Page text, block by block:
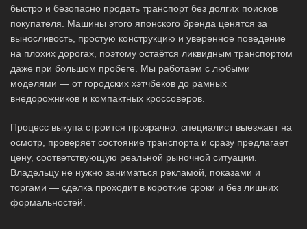
быстро и безопасно продать транспорт без долгих поисков
покупателя. Машины этого японского бренда ценятся за
выносливость, простую конструкцию и уверенное поведение
на плохих дорогах, поэтому остаётся ликвидным транспортом
даже при большом пробеге. Мы работаем с любыми
моделями — от городских хэтчбеков до рамных
внедорожников и компактных кроссоверов.
Процесс выкупа строится прозрачно: специалист выезжает на
осмотр, проверяет состояние транспорта и сразу предлагает
цену, соответствующую реальной рыночной ситуации.
Владельцу не нужно заниматься рекламой, показами и
торгами — сделка проходит в короткие сроки и без лишних
формальностей.